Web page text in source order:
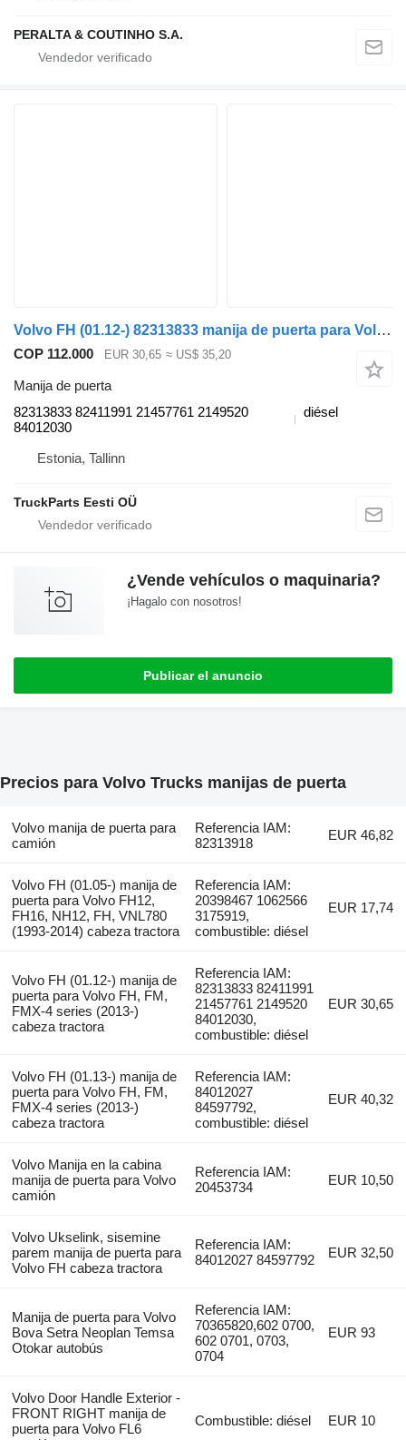
PERALTA & COUTINHO S.A.
Volvo FH (01.12-) 82313833 manija de puerta para Volvo FH, FM, FMX-4 series (2013-) cabeza tractora
COP 112.000 EUR 30,65 ≈ US$ 35,20
Manija de puerta
82313833 82411991 21457761 2149520
84012030
diésel
Estonia, Tallinn
TruckParts Eesti OÜ
¿Vende vehículos o maquinaria?
¡Hagalo con nosotros!
Publicar el anuncio
Precios para Volvo Trucks manijas de puerta
Volvo manija de puerta para
camión
Referencia IAM:
82313918
EUR 46,82
Volvo FH (01.05-) manija de
puerta para Volvo FH12,
FH16, NH12, FH, VNL780
(1993-2014) cabeza tractora
Referencia IAM:
20398467 1062566
3175919,
combustible: diésel
EUR 17,74
Volvo FH (01.12-) manija de
puerta para Volvo FH, FM,
FMX-4 series (2013-)
cabeza tractora
Referencia IAM:
82313833 82411991
21457761 2149520
84012030,
combustible: diésel
EUR 30,65
Volvo FH (01.13-) manija de
puerta para Volvo FH, FM,
FMX-4 series (2013-)
cabeza tractora
Referencia IAM:
84012027
84597792,
combustible: diésel
EUR 40,32
Volvo Manija en la cabina
manija de puerta para Volvo
camión
Referencia IAM:
20453734
EUR 10,50
Volvo Ukselink, sisemine
parem manija de puerta para
Volvo FH cabeza tractora
Referencia IAM:
84012027 84597792
EUR 32,50
Manija de puerta para Volvo
Bova Setra Neoplan Temsa
Otokar autobús
Referencia IAM:
70365820,602 0700,
602 0701, 0703,
0704
EUR 93
Volvo Door Handle Exterior -
FRONT RIGHT manija de
puerta para Volvo FL6
Combustible: diésel EUR 10